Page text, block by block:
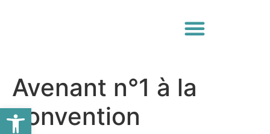
Avenant n°1 à la
convention
Ouvrir la barre d’outils